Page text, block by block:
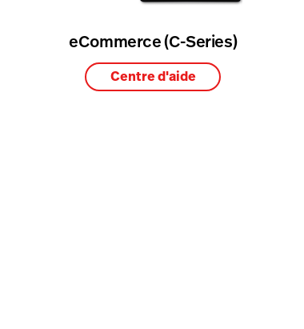
eCommerce (C-Series)
Centre d'aide